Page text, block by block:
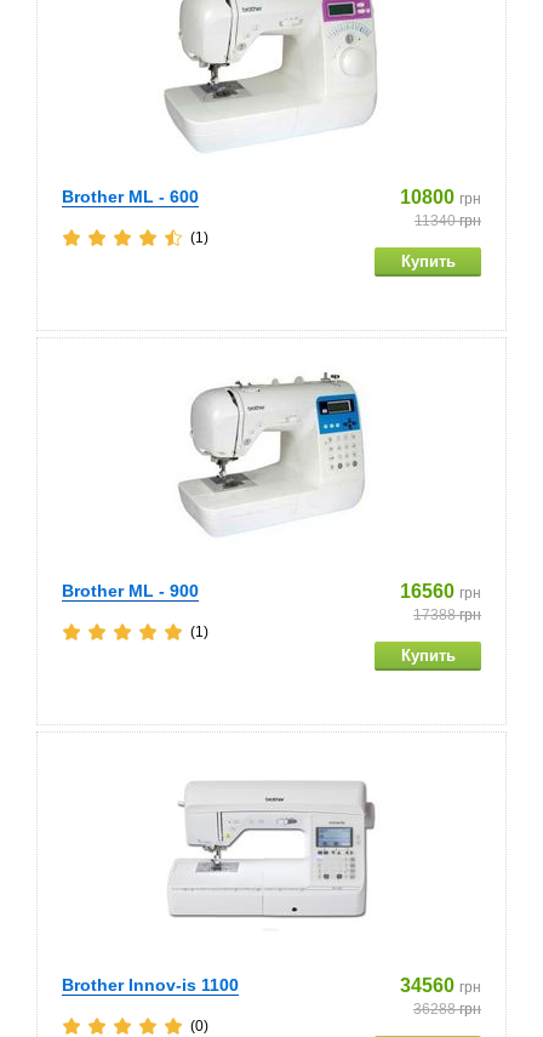
Brother ML - 600 10800 грн
11340грн
(1)
Brother ML - 900 16560 грн
17388грн
(1)
Brother Innov-is 1100 34560 грн
36288грн
(0)